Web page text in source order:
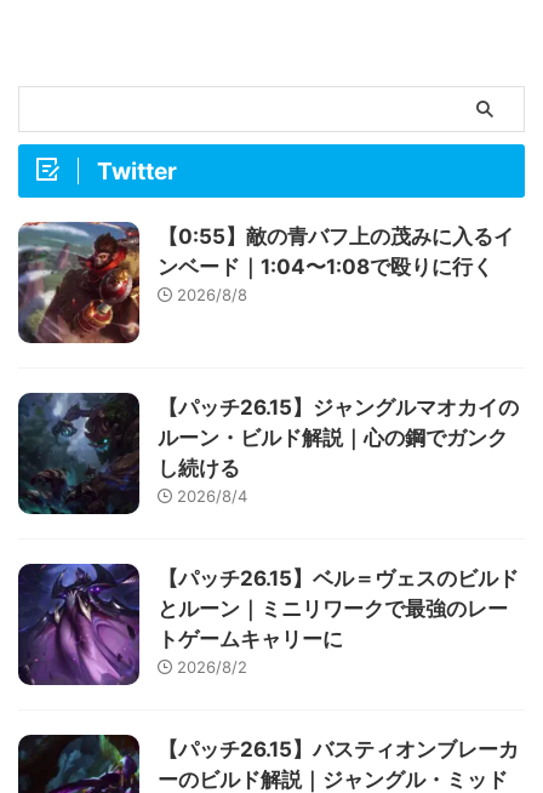
Twitter
【0:55】敵の青バフ上の茂みに入るイ
ンベード｜1:04〜1:08で殴りに行く
2026/8/8
【パッチ26.15】ジャングルマオカイの
ルーン・ビルド解説｜心の鋼でガンク
し続ける
2026/8/4
【パッチ26.15】ベル＝ヴェスのビルド
とルーン｜ミニリワークで最強のレー
トゲームキャリーに
2026/8/2
【パッチ26.15】バスティオンブレーカ
ーのビルド解説｜ジャングル・ミッド